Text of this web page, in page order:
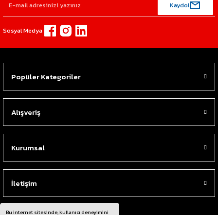
Bu internet sitesinde, kullanıcı deneyimini
Sosyal Medya
Kaydol
Popüler Kategoriler
Alışveriş
Kurumsal
İletişim